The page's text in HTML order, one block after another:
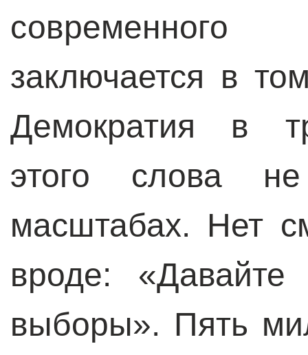
заключается в
Демократия в
этого слова
масштабах. Нет
вроде:
выборы». Пять